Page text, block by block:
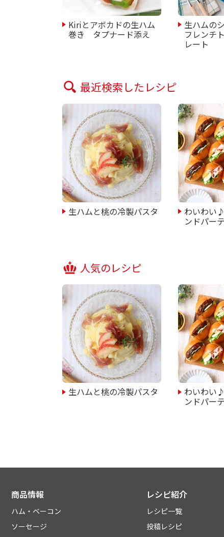
Kiriとアボカドの生ハム
巻き タプナード添え
生ハムの
フレンチ
レート
最近検索したレシピ
生ハムと桃の冷製パスタ わいわい
ンドパー
人気のレシピ
生ハムと桃の冷製パスタ わいわい
ンドパー
商品情報
ハム・ベーコン
ソーセージ
レシピ紹介
レシピ一覧
投稿レシピ